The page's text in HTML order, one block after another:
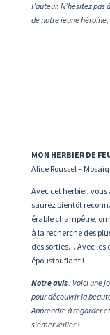
l’auteur. N’hésitez
de notre jeune
MON HERBIER DE
Alice Roussel –
Avec cet herbier,
saurez bientôt
érable champêtre,
à la recherche des
des sorties… Avec les
époustouflant !
Notre avis: Voici une
pour découvrir la
Apprendre à regarder
s’émerveiller !